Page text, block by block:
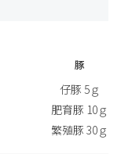
豚
仔豚 5ｇ
肥育豚 10ｇ
繁殖豚 30ｇ